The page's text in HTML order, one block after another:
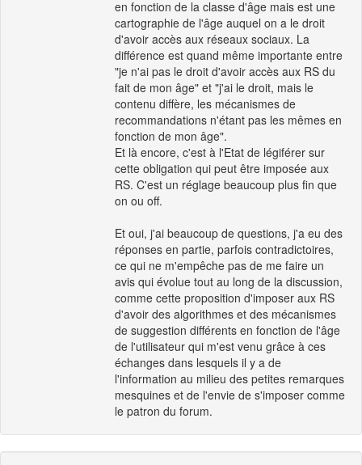
en fonction de la classe d'âge mais est une
cartographie de l'âge auquel on a le droit
d'avoir accès aux réseaux sociaux. La
différence est quand même importante entre
"je n'ai pas le droit d'avoir accès aux RS du
fait de mon âge" et "j'ai le droit, mais le
contenu diffère, les mécanismes de
recommandations n'étant pas les mêmes en
fonction de mon âge".
Et là encore, c'est à l'Etat de légiférer sur
cette obligation qui peut être imposée aux
RS. C'est un réglage beaucoup plus fin que
on ou off.
Et oui, j'ai beaucoup de questions, j'a eu des
réponses en partie, parfois contradictoires,
ce qui ne m'empêche pas de me faire un
avis qui évolue tout au long de la discussion,
comme cette proposition d'imposer aux RS
d'avoir des algorithmes et des mécanismes
de suggestion différents en fonction de l'âge
de l'utilisateur qui m'est venu grâce à ces
échanges dans lesquels il y a de
l'information au milieu des petites remarques
mesquines et de l'envie de s'imposer comme
le patron du forum.